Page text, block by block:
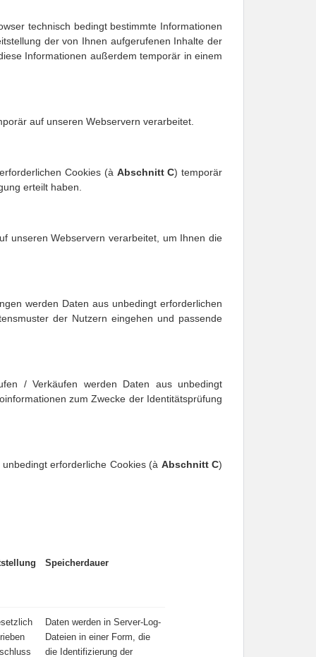
technisch bedingt bestimmte Informationen
der von Ihnen aufgerufenen Inhalte der
Informationen außerdem temporär in einem
auf unseren Webservern verarbeitet.
Cookies (à Abschnitt C) temporär
erteilt haben.
unseren Webservern verarbeitet, um Ihnen die
werden Daten aus unbedingt erforderlichen
der Nutzern eingehen und passende
/ Verkäufen werden Daten aus unbedingt
zum Zwecke der Identitätsprüfung
erforderliche Cookies (à Abschnitt C)
Speicherdauer
Daten werden in Server-Log-
Dateien in einer Form, die
die Identifizierung der